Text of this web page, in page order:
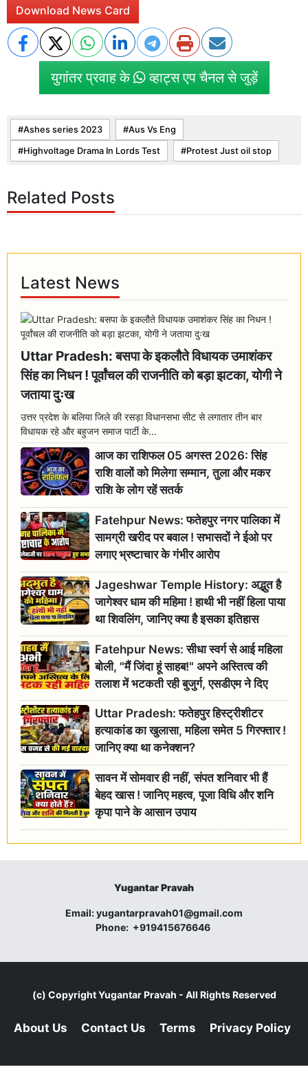
Download News Card
युगांतर प्रवाह के व्हाट्स एप चैनल से जुड़ें
Ashes series 2023 Aus Vs Eng
Highvoltage Drama In Lords Test Protest Just oil stop
Related Posts
Latest News
Uttar Pradesh: बसपा के इकलौते विधायक उमाशंकर
सिंह का निधन ! पूर्वांचल की राजनीति को बड़ा झटका, योगी ने
जताया दुःख
उत्तर प्रदेश के बलिया जिले की रसड़ा विधानसभा सीट से लगातार तीन बार
विधायक रहे और बहुजन समाज पार्टी के...
आज का राशिफल 05 अगस्त 2026: सिंह
राशि वालों को मिलेगा सम्मान, तुला और मकर
राशि के लोग रहें सतर्क
Fatehpur News: फतेहपुर नगर पालिका में
सामग्री खरीद पर बवाल ! सभासदों ने ईओ पर
लगाए भ्रष्टाचार के गंभीर आरोप
Jageshwar Temple History: अद्भुत है
जागेश्वर धाम की महिमा ! हाथी भी नहीं हिला पाया
था शिवलिंग, जानिए क्या है इसका इतिहास
Fatehpur News: सीधा स्वर्ग से आई महिला
बोली, "मैं जिंदा हूं साहब!" अपने अस्तित्व की
तलाश में भटकती रही बुजुर्ग, एसडीएम ने दिए
जांच के आदेश
Uttar Pradesh: फतेहपुर हिस्ट्रीशीटर
हत्याकांड का खुलासा, महिला समेत 5 गिरफ्तार !
जानिए क्या था कनेक्शन?
सावन में सोमवार ही नहीं, संपत शनिवार भी हैं
बेहद खास ! जानिए महत्व, पूजा विधि और शनि
कृपा पाने के आसान उपाय
Yugantar Pravah
Email:yugantarpravah01@gmail.com
Phone: +919415676646
(c) CopyrightYugantar Pravah - All Rights Reserved
About Us Contact Us Terms Privacy Policy